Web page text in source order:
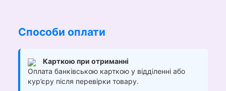
Способи оплати
Карткою при отриманні
Оплата банківською карткою у відділенні або
кур’єру після перевірки товару.